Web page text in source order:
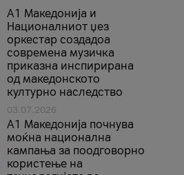
А1 Македонија и
Националниот џез
оркестар создадоа
современа музичка
приказна инспирирана
од македонското
културно наследство
03.07.2026
A1 Македонија почнува
моќна национална
кампања за поодговорно
користење на